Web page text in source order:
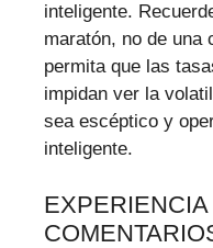
inteligente.
maratón, no de una
permita que las
impidan ver la
sea escéptico y
inteligente.